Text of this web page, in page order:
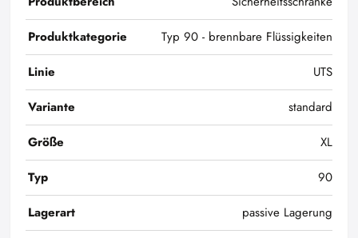
Produktkategorie
Typ 90 - brennbare Flüssigkeiten
Linie
UTS
Variante
standard
Größe
XL
Typ
90
Lagerart
passive Lagerung